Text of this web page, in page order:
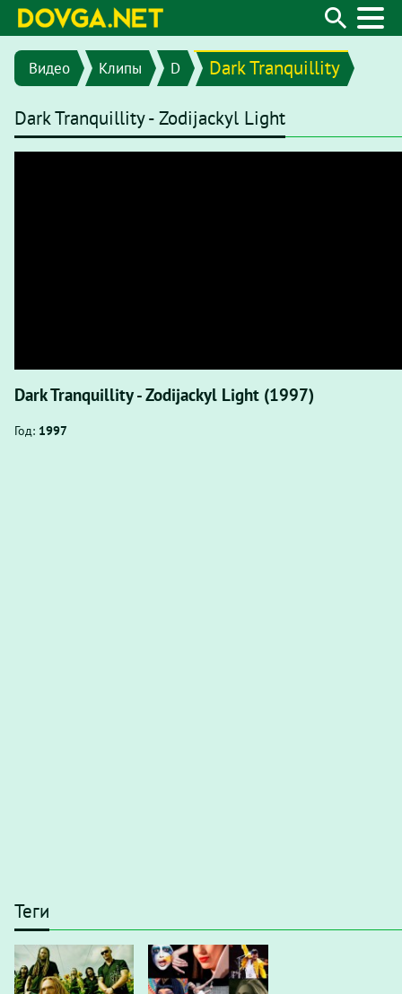
Видео Клипы D Dark Tranquillity
Dark Tranquillity - Zodijackyl Light
Dark Tranquillity - Zodijackyl Light (1997)
Год: 1997
Теги